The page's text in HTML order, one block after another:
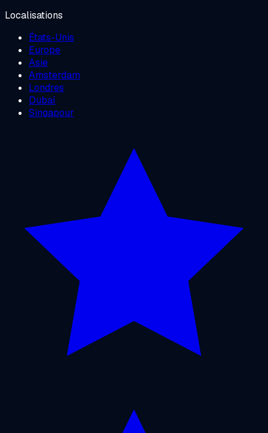
Localisations
États-Unis
Europe
Asie
Amsterdam
Londres
Dubaï
Singapour